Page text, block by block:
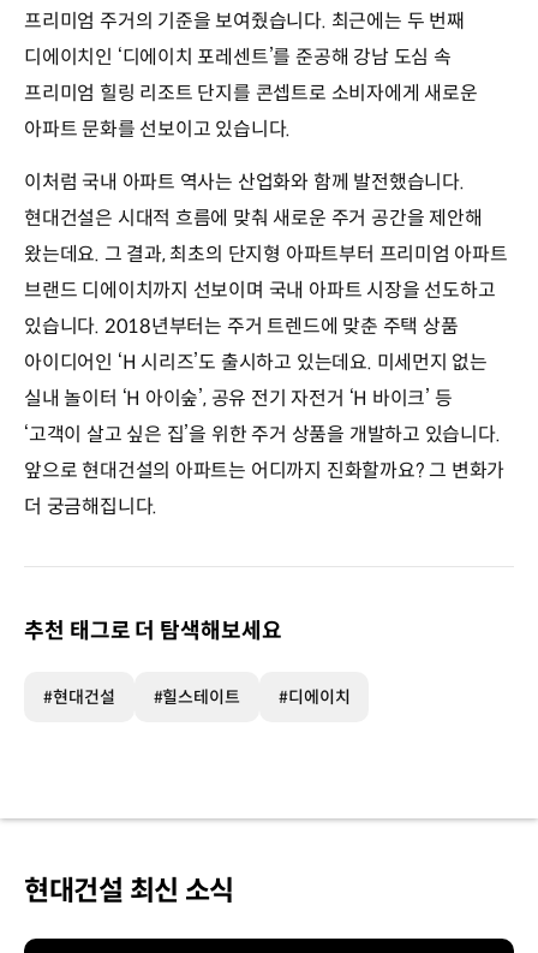
프리미엄 주거의 기준을 보여줬습니다. 최근에는 두 번째
디에이치인 ‘디에이치 포레센트’를 준공해 강남 도심 속
프리미엄 힐링 리조트 단지를 콘셉트로 소비자에게 새로운
아파트 문화를 선보이고 있습니다.
이처럼 국내 아파트 역사는 산업화와 함께 발전했습니다.
현대건설은 시대적 흐름에 맞춰 새로운 주거 공간을 제안해
왔는데요. 그 결과, 최초의 단지형 아파트부터 프리미엄 아파트
브랜드 디에이치까지 선보이며 국내 아파트 시장을 선도하고
있습니다. 2018년부터는 주거 트렌드에 맞춘 주택 상품
아이디어인 ‘H 시리즈’도 출시하고 있는데요. 미세먼지 없는
실내 놀이터 ‘H 아이숲’, 공유 전기 자전거 ‘H 바이크’ 등
‘고객이 살고 싶은 집’을 위한 주거 상품을 개발하고 있습니다.
앞으로 현대건설의 아파트는 어디까지 진화할까요? 그 변화가
더 궁금해집니다.
추천 태그로 더 탐색해보세요
#현대건설 #힐스테이트 #디에이치
현대건설 최신 소식